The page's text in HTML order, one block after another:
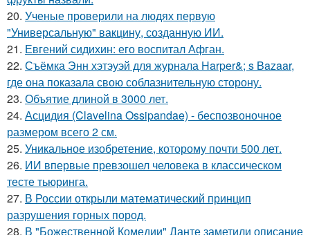
20. Ученые проверили на людях первую
"Универсальную" вакцину, созданную ИИ.
21. Евгений сидихин: его воспитал Афган.
22. Съёмка Энн хэтэуэй для журнала Harper&; s Bazaar,
где она показала свою соблазнительную сторону.
23. Объятие длиной в 3000 лет.
24. Асцидия (Clavelina Ossipandae) - беспозвоночное
размером всего 2 см.
25. Уникальное изобретение, которому почти 500 лет.
26. ИИ впервые превзошел человека в классическом
тесте тьюринга.
27. В России открыли математический принцип
разрушения горных пород.
28. В "Божественной Комедии" Данте заметили описание